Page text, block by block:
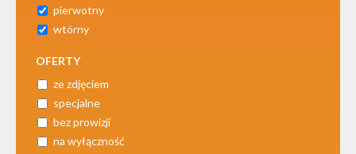
pierwotny
wtórny
OFERTY
ze zdjęciem
specjalne
bez prowizji
na wyłączność